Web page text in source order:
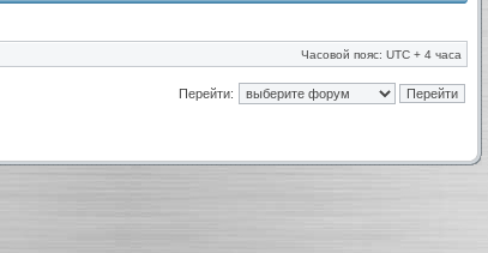
Часовой пояс: UTC + 4 часа
Перейти: